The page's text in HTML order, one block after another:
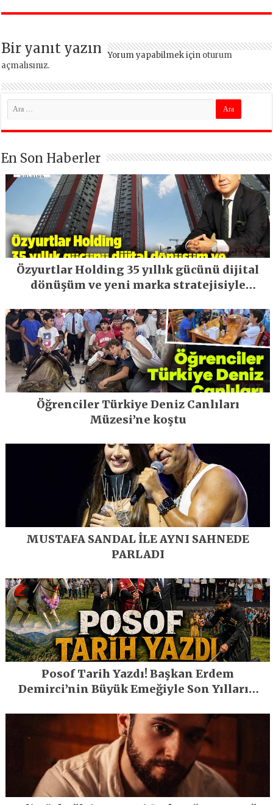
edildi
Bir yanıt yazın Yorum yapabilmek için oturum
açmalısınız.
En Son Haberler
Özyurtlar Holding 35 yıllık gücünü dijital
dönüşüm ve yeni marka stratejisiyle
Öğrenciler Türkiye Deniz Canlıları
Müzesi’ne koştu
MUSTAFA SANDAL İLE AYNI SAHNEDE
PARLADI
Posof Tarih Yazdı! Başkan Erdem
Demirci’nin Büyük Emeğiyle Son Yılların